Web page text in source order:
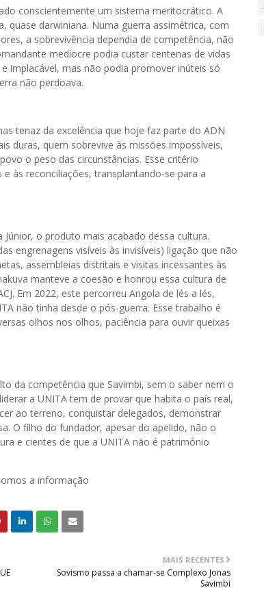
conscientemente um sistema meritocrático. A
quase darwiniana. Numa guerra assimétrica, com
a sobrevivência dependia de competência, não
medíocre podia custar centenas de vidas
implacável, mas não podia promover inúteis só
não perdoava.
tenaz da excelência que hoje faz parte do ADN
duras, quem sobrevive às missões impossíveis,
o peso das circunstâncias. Esse critério
às reconciliações, transplantando-se para a
o produto mais acabado dessa cultura.
engrenagens visíveis às invisíveis) ligação que não
assembleias distritais e visitas incessantes às
manteve a coesão e honrou essa cultura de
Em 2022, este percorreu Angola de lés a lés,
não tinha desde o pós-guerra. Esse trabalho é
olhos nos olhos, paciência para ouvir queixas
da competência que Savimbi, sem o saber nem o
a UNITA tem de provar que habita o país real,
ao terreno, conquistar delegados, demonstrar
O filho do fundador, apesar do apelido, não o
e cientes de que a UNITA não é património
a informação
MAIS RECENTES
Sovismo passa a chamar‑se Complexo Jonas
Savimbi